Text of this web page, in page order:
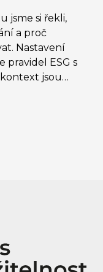
jsme si řekli,
a proč
Nastavení
pravidel ESG s
jsou
myslí. Přináší i